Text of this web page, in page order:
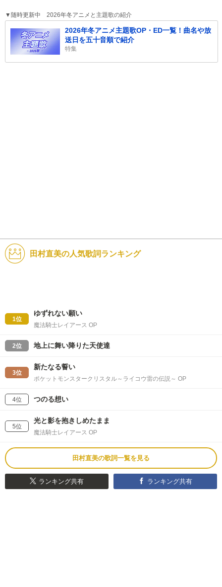
▼随時更新中 2026年冬アニメと主題歌の紹介
2026年冬アニメ主題歌OP・ED一覧！曲名や放
送日を五十音順で紹介
特集
田村直美の人気歌詞ランキング
1位
ゆずれない願い
魔法騎士レイアース OP
2位 地上に舞い降りた天使達
3位
新たなる誓い
ポケットモンスタークリスタル～ライコウ雷の伝説～ OP
4位 つのる想い
5位
光と影を抱きしめたまま
魔法騎士レイアース OP
田村直美の歌詞一覧を見る
ランキング共有 ランキング共有